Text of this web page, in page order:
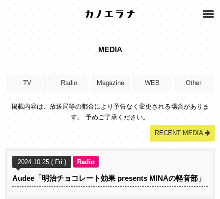
MEDIA
TV Radio Magazine WEB Other
掲載内容は、放送局等の都合により予告なく変更される場合がありま
す。 予めご了承ください。
RECENT MEDIA
2024.10.25 ( Fri ) Radio
Audee「明治チョコレート効果 presents MINAの軽音部」